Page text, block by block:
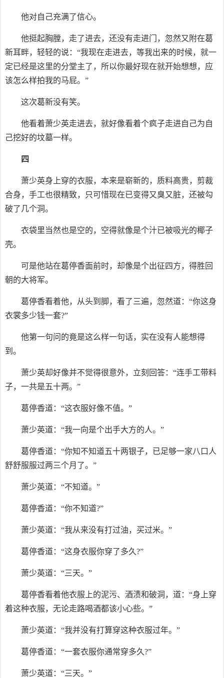
他对自己充满了信心。
他挺起胸膛，走了进去，还没有走进门，忽然又附在葛
新耳畔，轻轻的说：“我现在走进去，等我出来的时候，就一
定已经是这里的分堂主了，所以你最好现在就开始想想，应
该怎么样拍我的马屁。”
这次葛新没有笑。
他看着萧少英走进去，就好像看着个疯子走进自己为自
己挖好的坟墓一样。
四
萧少英身上穿的衣服，本来是崭新的，质料高贵，剪裁
合身，手工也很精致，只可惜现在已变得又臭又脏，还被勾
破了几个洞。
衣袋里当然也是空的，空得就像是个汁已被吸光的椰子
壳。
可是他站在葛停香面前时，却像是个出征四方，得胜回
朝的大将军。
葛停香看着他，从头到脚，看了三遍，忽然道：“你这身
衣裳多少钱一套?”
他第一句问的竟是这么样一句话，实在没有人能想得
到。
萧少英却好像并不觉得很意外，立刻回答：“连手工带料
子，一共是五十两。”
葛停香道：“这衣服好像不值。”
萧少英道：“我一向是个出手大方的人。”
葛停香道：“你知不知道五十两银子，已足够一家八口人
舒舒服服过两三个月了。”
萧少英道：“不知道。”
葛停香道：“你不知道?”
萧少英道：“我从来没有打过油，买过米。”
葛停香道：“这身衣服你穿了多久?”
萧少英道：“三天。”
葛停香看着他衣服上的泥污、酒渍和破洞，道：“身上穿
着这种衣服，无论走路喝酒都该小心些。”
萧少英道：“我并没有打算穿这种衣服过年。”
葛停香道：“一套衣服你通常穿多久?”
萧少英道：“三天。”